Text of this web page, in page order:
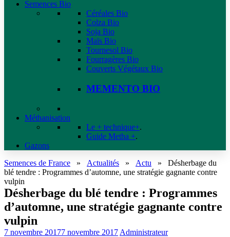
Semences Bio
Céréales Bio
Colza Bio
Soja Bio
Maïs Bio
Tournesol Bio
Fourragères Bio
Couverts Végétaux Bio
MEMENTO BIO
Méthanisation
Le + technique+.
Guide Metha +.
Gazons
Semences de France » Actualités » Actu » Désherbage du
blé tendre : Programmes d’automne, une stratégie gagnante contre
vulpin
Désherbage du blé tendre : Programmes
d’automne, une stratégie gagnante contre
vulpin
7 novembre 20177 novembre 2017 Administrateur